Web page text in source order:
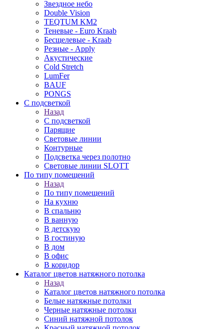
Звездное небо
Double Vision
TEQTUM KM2
Теневые - Euro Kraab
Бесщелевые - Kraab
Резные - Apply
Акустические
Cold Stretch
LumFer
BAUF
PONGS
С подсветкой
Назад
С подсветкой
Парящие
Световые линии
Контурные
Подсветка через полотно
Световые линии SLOTT
По типу помещений
Назад
По типу помещений
На кухню
В спальню
В ванную
В детскую
В гостиную
В дом
В офис
В коридор
Каталог цветов натяжного потолка
Назад
Каталог цветов натяжного потолка
Белые натяжные потолки
Черные натяжные потолки
Синий натяжной потолок